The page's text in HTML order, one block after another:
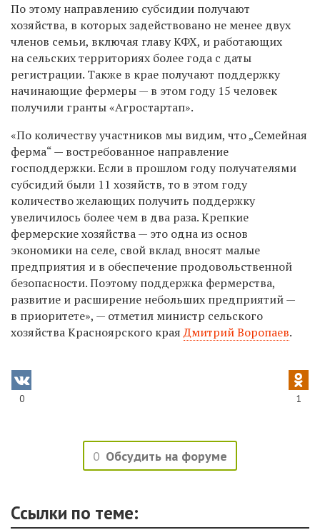
По этому направлению субсидии получают
хозяйства, в которых задействовано не менее двух
членов семьи, включая главу КФХ, и работающих
на сельских территориях более года с даты
регистрации. Также в крае получают поддержку
начинающие фермеры — в этом году 15 человек
получили гранты «Агростартап».
«По количеству участников мы видим, что „Семейная
ферма“ — востребованное направление
господдержки. Если в прошлом году получателями
субсидий были 11 хозяйств, то в этом году
количество желающих получить поддержку
увеличилось более чем в два раза. Крепкие
фермерские хозяйства — это одна из основ
экономики на селе, свой вклад вносят малые
предприятия и в обеспечение продовольственной
безопасности. Поэтому поддержка фермерства,
развитие и расширение небольших предприятий —
в приоритете», — отметил министр сельского
хозяйства Красноярского краяДмитрий Воропаев.
0 1
0 Обсудить на форуме
Ссылки по теме: